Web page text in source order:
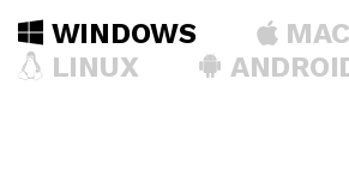
WINDOWS
LINUX